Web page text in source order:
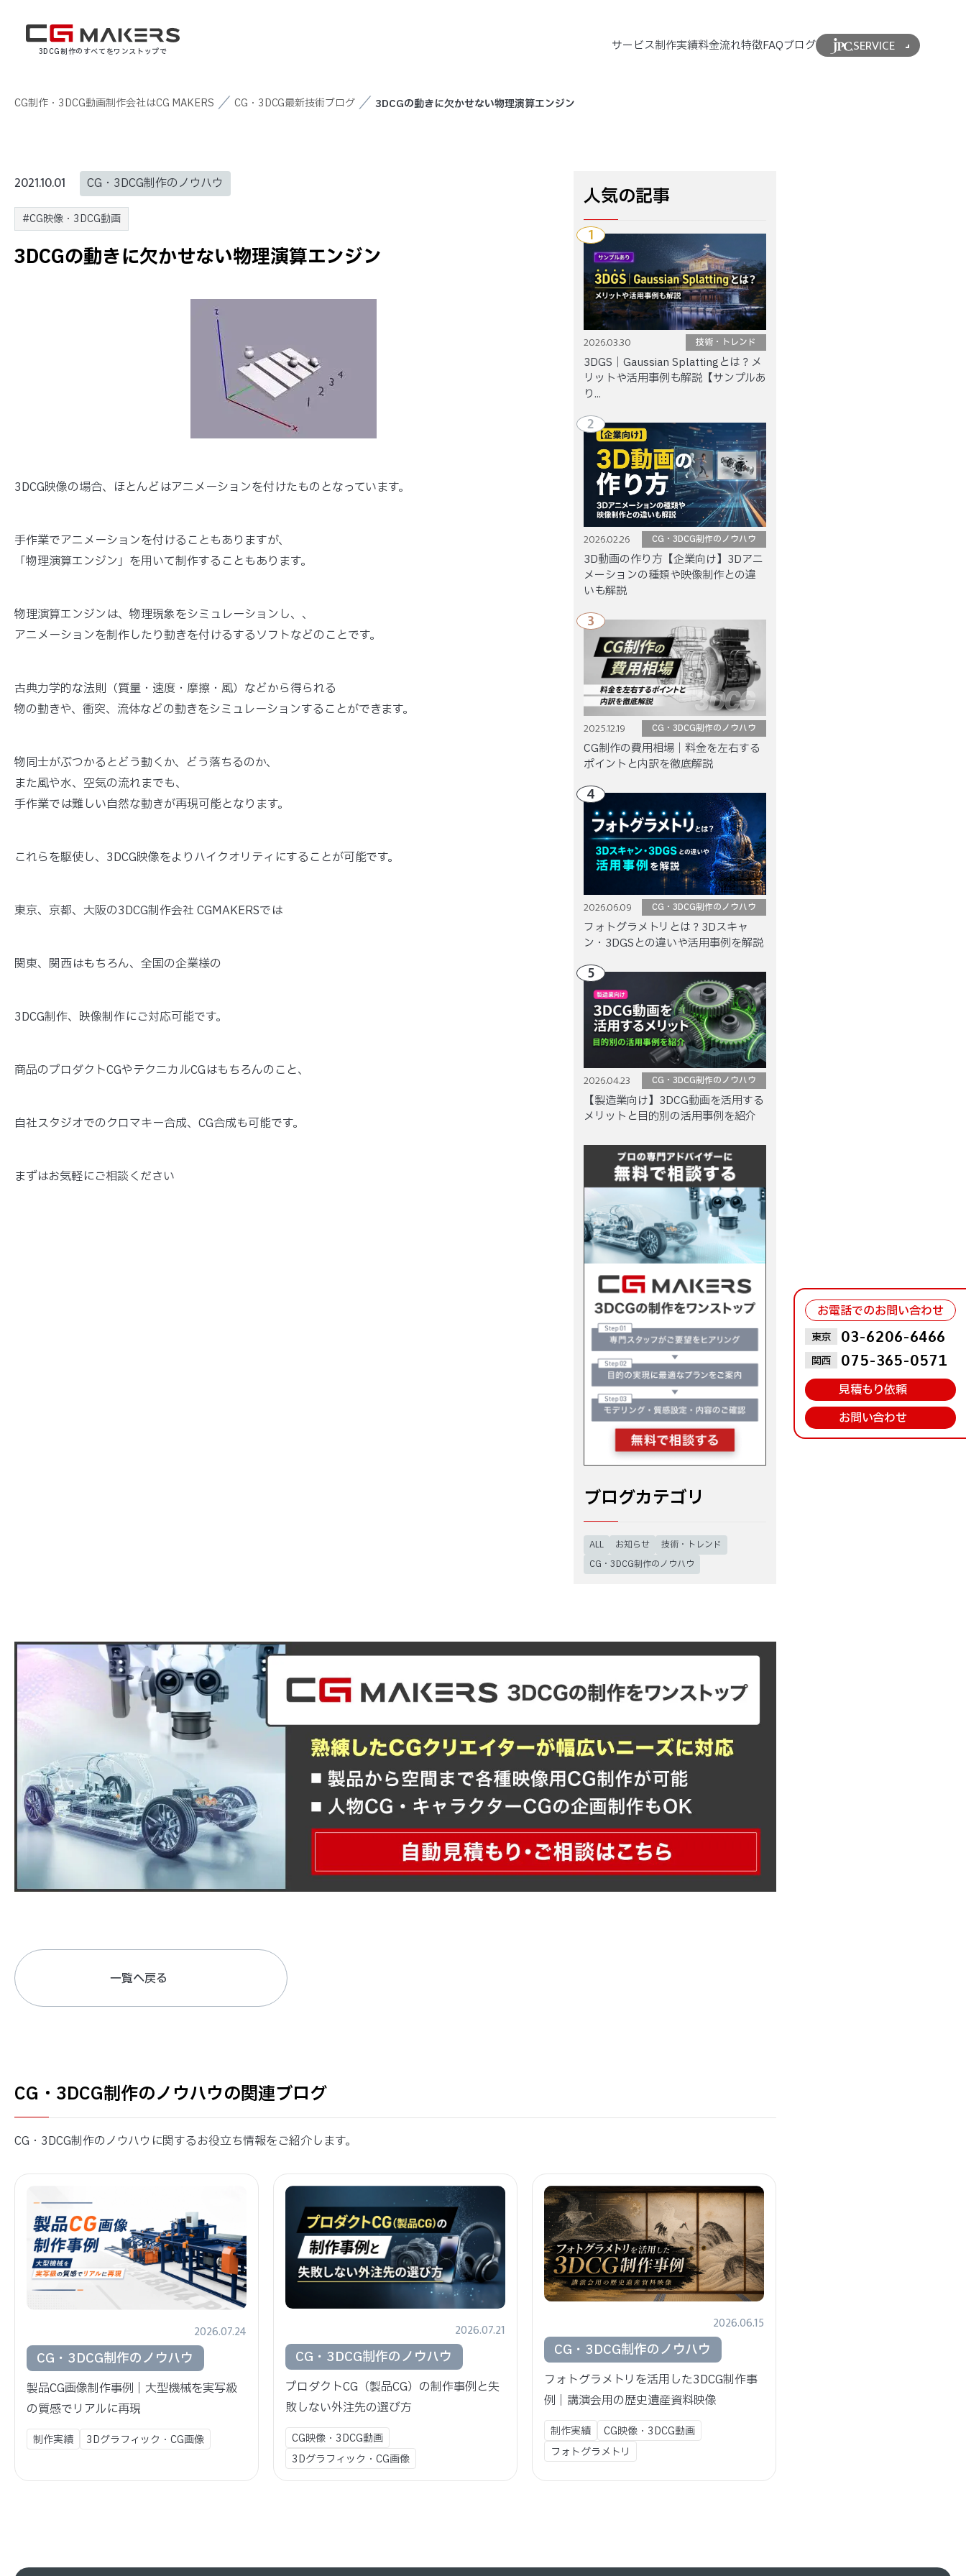
3DCG制作のすべてをワンストップで サービス制作実績料金流れ特徴FAQブログ SERVICE
CG制作・3DCG動画制作会社はCG MAKERS CG・3DCG最新技術ブログ 3DCGの動きに欠かせない物理演算エンジン
2021.10.01 CG・3DCG制作のノウハウ
#CG映像・3DCG動画
3DCGの動きに欠かせない物理演算エンジン
3DCG映像の場合、ほとんどはアニメーションを付けたものとなっています。
手作業でアニメーションを付けることもありますが、
「物理演算エンジン」を用いて制作することもあります。
物理演算エンジンは、物理現象をシミュレーションし、、
アニメーションを制作したり動きを付けるするソフトなどのことです。
古典力学的な法則（質量・速度・摩擦・風）などから得られる
物の動きや、衝突、流体などの動きをシミュレーションすることができます。
物同士がぶつかるとどう動くか、どう落ちるのか、
また風や水、空気の流れまでも、
手作業では難しい自然な動きが再現可能となります。
これらを駆使し、3DCG映像をよりハイクオリティにすることが可能です。
東京、京都、大阪の3DCG制作会社 CGMAKERSでは
関東、関西はもちろん、全国の企業様の
3DCG制作、映像制作にご対応可能です。
商品のプロダクトCGやテクニカルCGはもちろんのこと、
自社スタジオでのクロマキー合成、CG合成も可能です。
まずはお気軽にご相談ください
人気の記事
2026.03.30 技術・トレンド
3DGS｜Gaussian Splattingとは？メ
リットや活用事例も解説【サンプルあ
り...
1
2026.02.26 CG・3DCG制作のノウハウ
3D動画の作り方【企業向け】3Dアニ
メーションの種類や映像制作との違
いも解説
2
2025.12.19 CG・3DCG制作のノウハウ
CG制作の費用相場｜料金を左右する
ポイントと内訳を徹底解説
3
2026.06.09 CG・3DCG制作のノウハウ
フォトグラメトリとは？3Dスキャ
ン・3DGSとの違いや活用事例を解説
4
2026.04.23 CG・3DCG制作のノウハウ
【製造業向け】3DCG動画を活用する
メリットと目的別の活用事例を紹介
5
ブログカテゴリ
ALL お知らせ
技術・トレンド
CG・3DCG制作のノウハウ
一覧へ戻る
CG・3DCG制作のノウハウの関連ブログ
CG・3DCG制作のノウハウに関するお役立ち情報をご紹介します。
2026.07.24
CG・3DCG制作のノウハウ
製品CG画像制作事例｜大型機械を実写級
の質感でリアルに再現
制作実績 3Dグラフィック・CG画像
2026.07.21
CG・3DCG制作のノウハウ
プロダクトCG（製品CG）の制作事例と失
敗しない外注先の選び方
CG映像・3DCG動画
3Dグラフィック・CG画像
2026.06.15
CG・3DCG制作のノウハウ
フォトグラメトリを活用した3DCG制作事
例｜講演会用の歴史遺産資料映像
制作実績
CG映像・3DCG動画
フォトグラメトリ
お問い合わせはこちら
お電話でのお問い合わせ
東京 03-6206-6466
関西
075-365-0571
見積もり依頼
お問い合わせ